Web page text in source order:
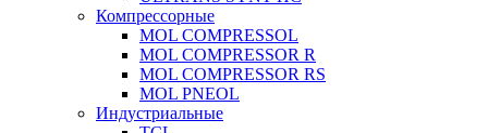
Компрессорные
MOL COMPRESSOL
MOL COMPRESSOR R
MOL COMPRESSOR RS
MOL PNEOL
Индустриальные